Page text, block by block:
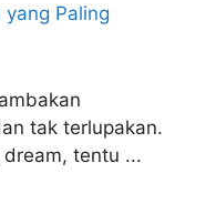
yang Paling
tak terlupakan.
tentu ...